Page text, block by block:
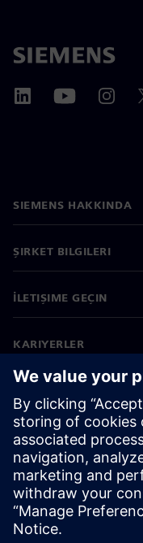
SIEMENS HAKKINDA
ŞIRKET BILGILERI
İLETIŞIME GEÇIN
KARIYERLER
©Siemens 2026
Kurumsal bilgiler
Gizlilik bildirimi
Çerez bildirimi